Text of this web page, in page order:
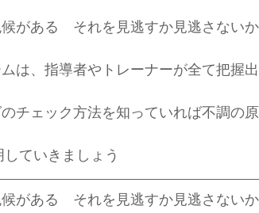
がある　それを見逃すか見逃さない
は、指導者やトレーナーが全て把握
チェック方法を知っていれば不調の
ていきましょう
がある　それを見逃すか見逃さない